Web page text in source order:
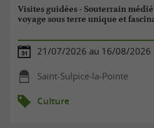
Visites guidées - Souterrain
voyage sous terre unique et
21/07/2026 au 16/08/2026
Saint-Sulpice-la-Pointe
Culture